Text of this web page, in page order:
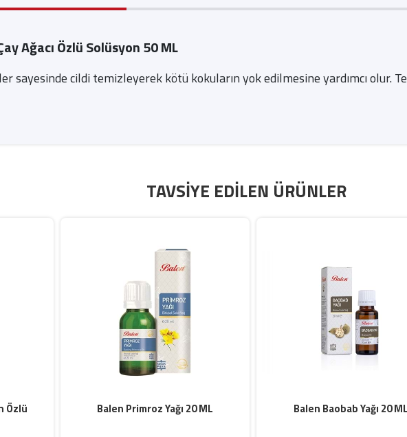
Ağacı Özlü Solüsyon 50 ML
sayesinde cildi temizleyerek kötü kokuların yok edilmesine yardımcı olur.
TAVSIYE EDILEN ÜRÜNLER
Özlü
Balen Primroz Yağı 20 ML Balen Baobab Yağı 20 ML